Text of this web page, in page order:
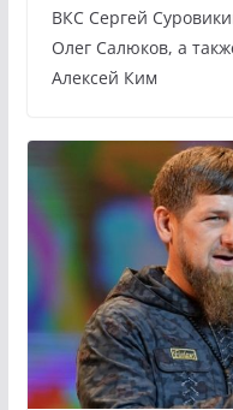
ВКС Сергей
Олег Салюков, а
Алексей Ким